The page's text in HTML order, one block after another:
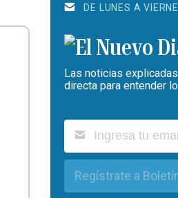
DE LUNES A
Las noticias
directa para entender
Regístrate a